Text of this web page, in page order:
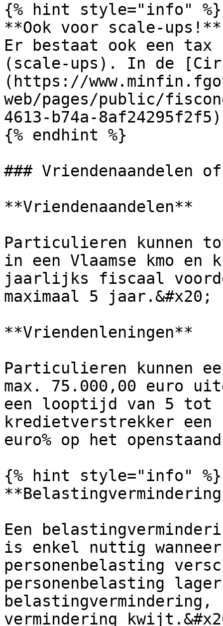
{% hint style="info" %}
**Ook voor scale-
Er bestaat ook een
(scale-ups). In de
(https://
web/pages/public/
4613-b74a-
{% endhint %}
### Vriendenaandelen
**Vriendenaandelen**
Particulieren kunnen
in een Vlaamse kmo
jaarlijks fiscaal
maximaal 5 jaar.&#x20;
**Vriendenleningen**
Particulieren kunnen
max. 75.000,00 euro
een looptijd van 5
kredietverstrekker
euro% op het
{% hint style="info" %}
Een
is enkel nuttig
personenbelasting
personenbelasting
vermindering